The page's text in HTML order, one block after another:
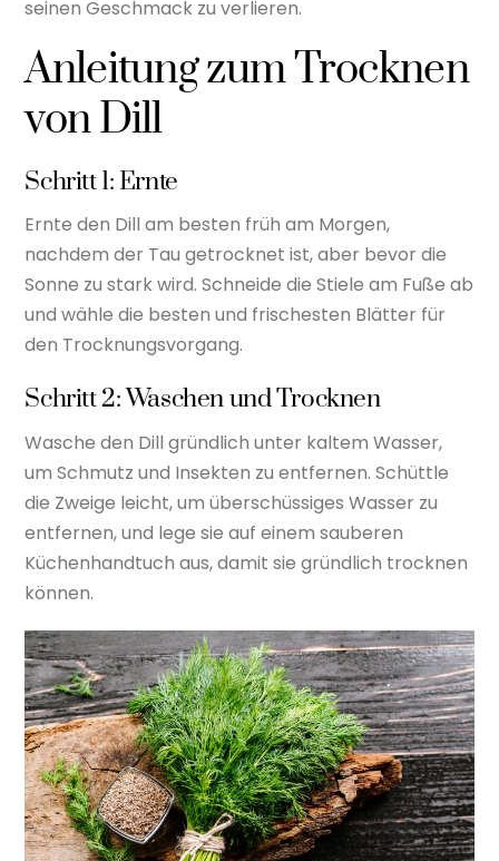
seinen Geschmack zu verlieren.
Anleitung zum Trocknen
von Dill
Schritt 1: Ernte
Ernte den Dill am besten früh am Morgen,
nachdem der Tau getrocknet ist, aber bevor die
Sonne zu stark wird. Schneide die Stiele am Fuße ab
und wähle die besten und frischesten Blätter für
den Trocknungsvorgang.
Schritt 2: Waschen und Trocknen
Wasche den Dill gründlich unter kaltem Wasser,
um Schmutz und Insekten zu entfernen. Schüttle
die Zweige leicht, um überschüssiges Wasser zu
entfernen, und lege sie auf einem sauberen
Küchenhandtuch aus, damit sie gründlich trocknen
können.